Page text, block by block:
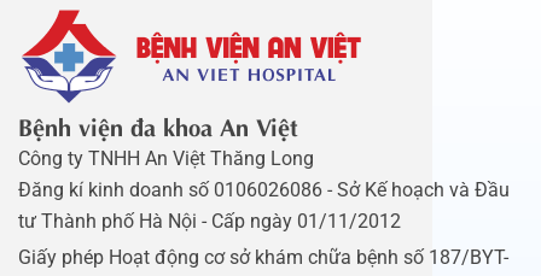
Bệnh viện đa khoa An Việt
Công ty TNHH An Việt Thăng Long
Đăng kí kinh doanh số 0106026086 - Sở Kế hoạch và Đầu
tư Thành phố Hà Nội - Cấp ngày 01/11/2012
Giấy phép Hoạt động cơ sở khám chữa bệnh số 187/BYT-